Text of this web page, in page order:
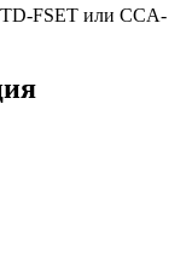
FSET или CCA-